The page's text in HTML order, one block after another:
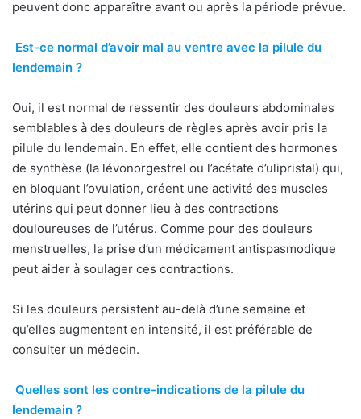
peuvent donc apparaître avant ou après la période prévue.
Est-ce normal d’avoir mal au ventre avec la pilule du
lendemain ?
Oui, il est normal de ressentir des douleurs abdominales
semblables à des douleurs de règles après avoir pris la
pilule du lendemain. En effet, elle contient des hormones
de synthèse (la lévonorgestrel ou l’acétate d’ulipristal) qui,
en bloquant l’ovulation, créent une activité des muscles
utérins qui peut donner lieu à des contractions
douloureuses de l’utérus. Comme pour des douleurs
menstruelles, la prise d’un médicament antispasmodique
peut aider à soulager ces contractions.
Si les douleurs persistent au-delà d’une semaine et
qu’elles augmentent en intensité, il est préférable de
consulter un médecin.
Quelles sont les contre-indications de la pilule du
lendemain ?